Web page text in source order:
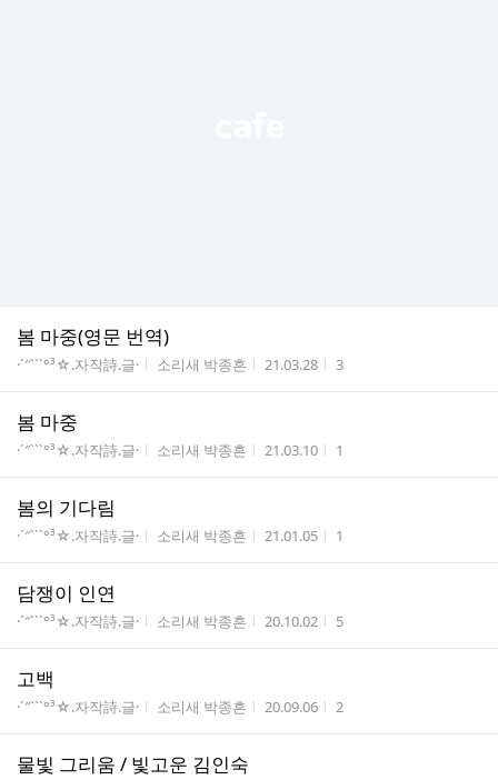
봄 마중(영문 번역)
게시판명
·´″```°³☆.자작詩.글· 작성자
소리새 박종흔 작성시간
21.03.28 조회수
3
봄 마중
게시판명
·´″```°³☆.자작詩.글· 작성자
소리새 박종흔 작성시간
21.03.10 조회수
1
봄의 기다림
게시판명
·´″```°³☆.자작詩.글· 작성자
소리새 박종흔 작성시간
21.01.05 조회수
1
담쟁이 인연
게시판명
·´″```°³☆.자작詩.글· 작성자
소리새 박종흔 작성시간
20.10.02 조회수
5
고백
게시판명
·´″```°³☆.자작詩.글· 작성자
소리새 박종흔 작성시간
20.09.06 조회수
2
물빛 그리움 / 빛고운 김인숙